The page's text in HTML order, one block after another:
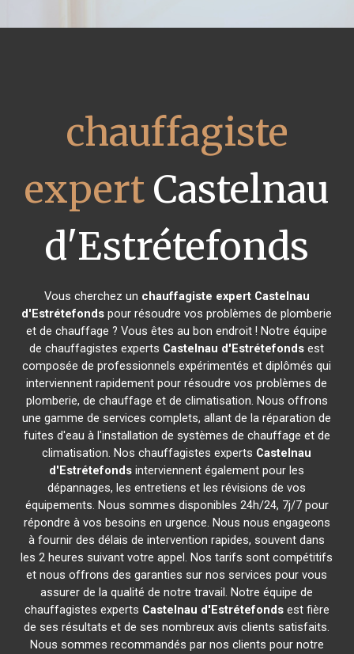
chauffagiste
expertCastelnau
d'Estrétefonds
Vous cherchez un chauffagiste expert Castelnau
d'Estrétefonds pour résoudre vos problèmes de plomberie
et de chauffage ? Vous êtes au bon endroit ! Notre équipe
de chauffagistes experts Castelnau d'Estrétefonds est
composée de professionnels expérimentés et diplômés qui
interviennent rapidement pour résoudre vos problèmes de
plomberie, de chauffage et de climatisation. Nous offrons
une gamme de services complets, allant de la réparation de
fuites d'eau à l'installation de systèmes de chauffage et de
climatisation. Nos chauffagistes experts Castelnau
d'Estrétefonds interviennent également pour les
dépannages, les entretiens et les révisions de vos
équipements. Nous sommes disponibles 24h/24, 7j/7 pour
répondre à vos besoins en urgence. Nous nous engageons
à fournir des délais de intervention rapides, souvent dans
les 2 heures suivant votre appel. Nos tarifs sont compétitifs
et nous offrons des garanties sur nos services pour vous
assurer de la qualité de notre travail. Notre équipe de
chauffagistes experts Castelnau d'Estrétefondsest fière
de ses résultats et de ses nombreux avis clients satisfaits.
Nous sommes recommandés par nos clients pour notre